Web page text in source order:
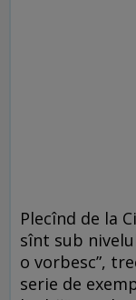
Plecînd de la
sînt sub
o vorbesc”,
serie de